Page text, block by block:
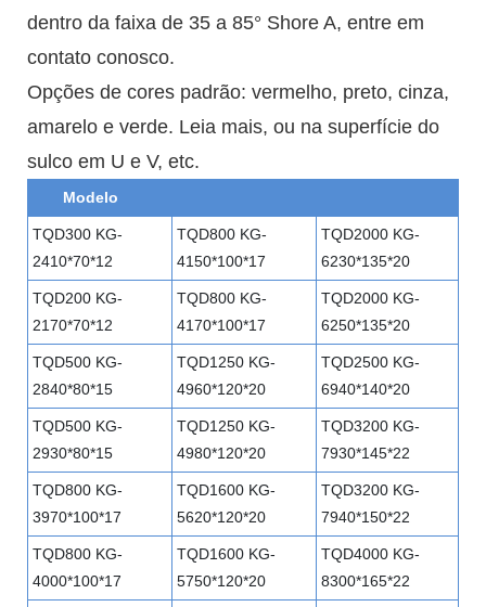
dentro da faixa de 35 a 85° Shore A, entre em
contato conosco.
Opções de cores padrão: vermelho, preto, cinza,
amarelo e verde. Leia mais, ou na superfície do
sulco em U e V, etc.
Modelo
TQD300 KG-
2410*70*12
TQD800 KG-
4150*100*17
TQD2000 KG-
6230*135*20
TQD200 KG-
2170*70*12
TQD800 KG-
4170*100*17
TQD2000 KG-
6250*135*20
TQD500 KG-
2840*80*15
TQD1250 KG-
4960*120*20
TQD2500 KG-
6940*140*20
TQD500 KG-
2930*80*15
TQD1250 KG-
4980*120*20
TQD3200 KG-
7930*145*22
TQD800 KG-
3970*100*17
TQD1600 KG-
5620*120*20
TQD3200 KG-
7940*150*22
TQD800 KG-
4000*100*17
TQD1600 KG-
5750*120*20
TQD4000 KG-
8300*165*22